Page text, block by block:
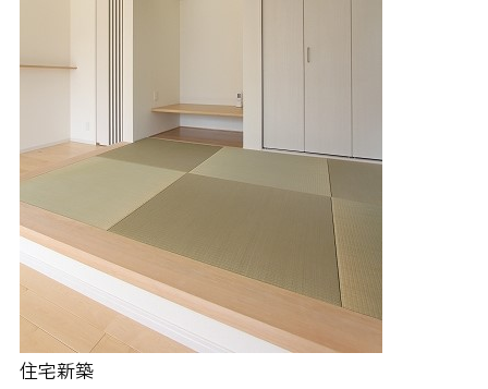
住宅新築